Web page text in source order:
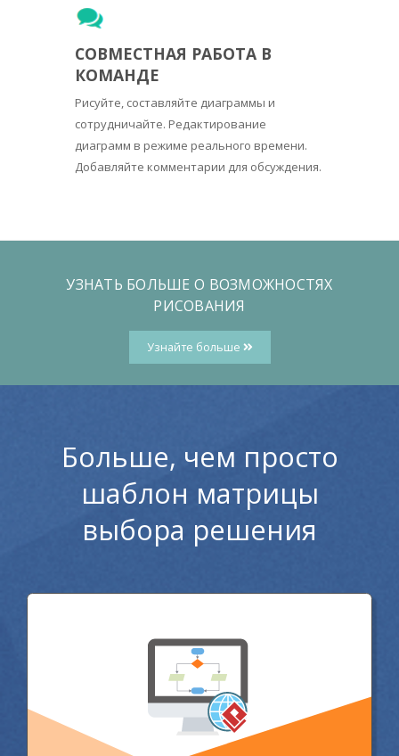
СОВМЕСТНАЯ РАБОТА В
КОМАНДЕ
Рисуйте, составляйте диаграммы и
сотрудничайте. Редактирование
диаграмм в режиме реального времени.
Добавляйте комментарии для обсуждения.
УЗНАТЬ БОЛЬШЕ О ВОЗМОЖНОСТЯХ
РИСОВАНИЯ
Узнайте больше
Больше, чем просто
шаблон матрицы
выбора решения